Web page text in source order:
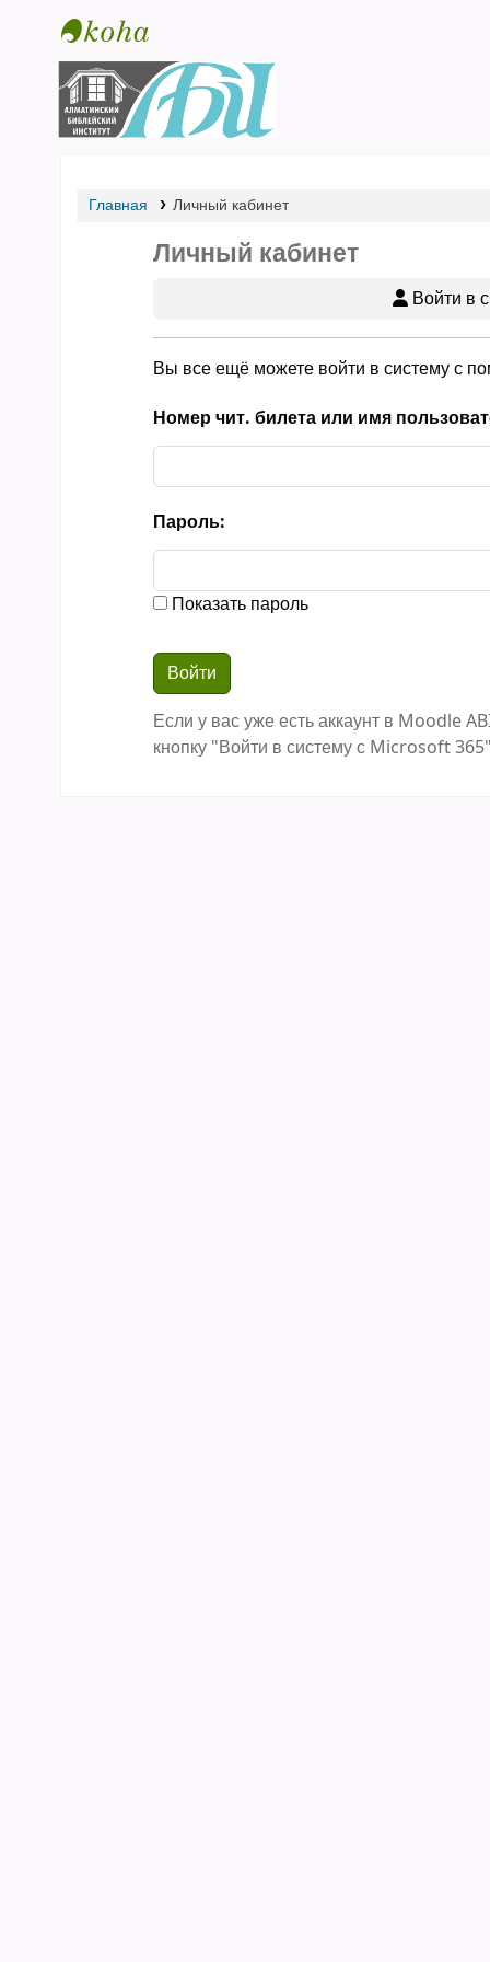
Библиотека АБИ
Главная Личный кабинет
Личный кабинет
Войти в
Вы все ещё можете войти в систему с
Номер чит. билета или имя
Пароль:
Показать пароль
Если у вас уже есть аккаунт в Moodle
кнопку "Войти в систему с Microsoft